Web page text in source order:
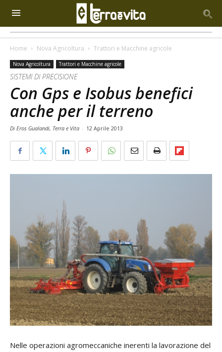
Home Nova Agricoltura Trattori e Macchine agricole
Nova Agricoltura Trattori e Macchine agricole
SISTEMI DI PRECISIONE
Con Gps e Isobus benefici
anche per il terreno
Di Eros Gualandi, Terra e Vita - 12 Aprile 2013
Nelle operazioni agromeccaniche inerenti la lavorazione del